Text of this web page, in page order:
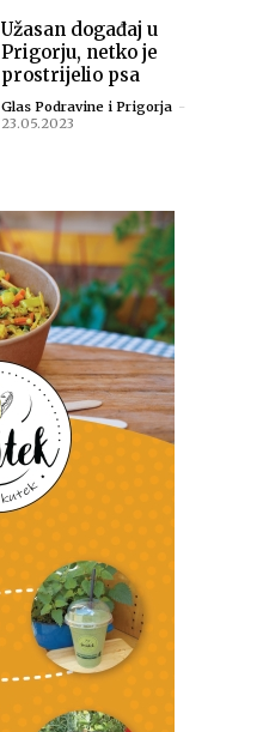
Užasan događaj u
Prigorju, netko je
prostrijelio psa
Glas Podravine i Prigorja -
23.05.2023